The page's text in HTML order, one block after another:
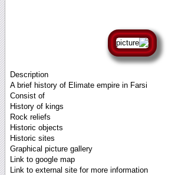
Description
A brief history of Elimate empire in Farsi
Consist of
History of kings
Rock reliefs
Historic objects
Historic sites
Graphical picture gallery
Link to google map
Link to external site for more information